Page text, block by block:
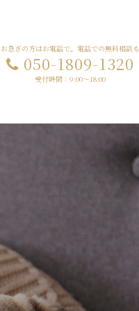
お急ぎの方はお電話で。電話での無料相談も
050-1809-1320
受付時間：9:00～18:00